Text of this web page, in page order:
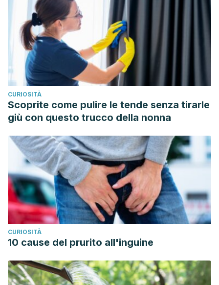
https://www.ncbi.nlm.nih.gov/pmc/articles/PMC4857673/
Ministerio de Sanidad. (2019). Vigilancia Epidemiológica de
las Infecciones de Transmisión Sexual en España.
Disponible en:
https://www.isciii.es/QueHacemos/Servicios/
Z/SIFILIS/Vigilancia_ITS_1995_2019.pdf.
Rodríguez, Y. P., Calvo, J. P. & Figueroa, L. Q. (2020). Sífilis:
abordaje clínico y terapéutico en primer nivel de atención.
Revista Médica Sinergia
https://revistamedicasinergia.com/index.php/rms/article/
Sánchez-Crespo, J. R. & González, C .(2010). Herpes
genital. Revista Clínica de Medicina de Familia , 3(2), 124-
126. Disponible en:
https://scielo.isciii.es/scielo.php?
pid=S1699-
695X2010000200013&script=sci_arttext&tlng=en.
Soto, M., Arredondo, F., Pedrero M, G., et al. (2003).
Cáncer de pene: Una revisión de 18 casos.Actas
Urologicas Espanolas
https://scielo.isciii.es/scielo.php?
script=sci_arttext&pid=S0210-48062003001000006
Wray A., Velasques, J. & Khetarpal, S.(2019). Balanitis.
CURIOSITÀ
Scoprite come pulire le tende senza tirarle
giù con questo trucco della nonna
CURIOSITÀ
10 cause del prurito all'inguine